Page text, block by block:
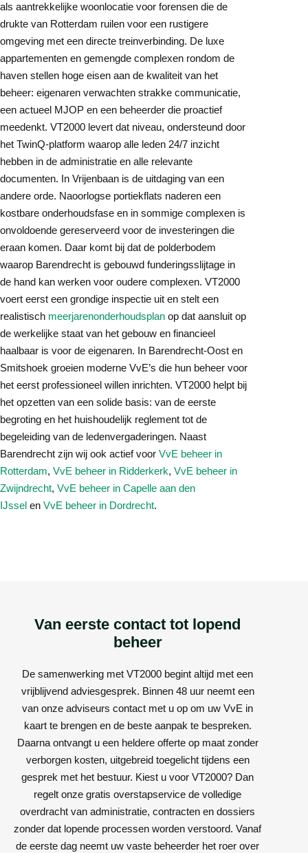
als aantrekkelijke woonlocatie voor forensen die de
drukte van Rotterdam ruilen voor een rustigere
omgeving met een directe treinverbinding. De luxe
appartementen en gemengde complexen rondom de
haven stellen hoge eisen aan de kwaliteit van het
beheer: eigenaren verwachten strakke communicatie,
een actueel MJOP en een beheerder die proactief
meedenkt. VT2000 levert dat niveau, ondersteund door
het TwinQ-platform waarop alle leden 24/7 inzicht
hebben in de administratie en alle relevante
documenten. In Vrijenbaan is de uitdaging van een
andere orde. Naoorlogse portiekflats naderen een
kostbare onderhoudsfase en in sommige complexen is
onvoldoende gereserveerd voor de investeringen die
eraan komen. Daar komt bij dat de polderbodem
waarop Barendrecht is gebouwd funderingsslijtage in
de hand kan werken voor oudere complexen. VT2000
voert eerst een grondige inspectie uit en stelt een
realistisch meerjarenonderhoudsplan op dat aansluit op
de werkelijke staat van het gebouw en financieel
haalbaar is voor de eigenaren. In Barendrecht-Oost en
Smitshoek groeien moderne VvE’s die hun beheer voor
het eerst professioneel willen inrichten. VT2000 helpt bij
het opzetten van een solide basis: van de eerste
begroting en het huishoudelijk reglement tot de
begeleiding van de ledenvergaderingen. Naast
Barendrecht zijn wij ook actief voor VvE beheer in
Rotterdam, VvE beheer in Ridderkerk, VvE beheer in
Zwijndrecht, VvE beheer in Capelle aan den
IJssel en VvE beheer in Dordrecht.
Van eerste contact tot lopend
beheer
De samenwerking met VT2000 begint altijd met een
vrijblijvend adviesgesprek. Binnen 48 uur neemt een
van onze adviseurs contact met u op om uw VvE in
kaart te brengen en de beste aanpak te bespreken.
Daarna ontvangt u een heldere offerte op maat zonder
verborgen kosten, uitgebreid toegelicht tijdens een
gesprek met het bestuur. Kiest u voor VT2000? Dan
regelt onze gratis overstapservice de volledige
overdracht van administratie, contracten en dossiers
zonder dat lopende processen worden verstoord. Vanaf
de eerste dag neemt uw vaste beheerder het roer over